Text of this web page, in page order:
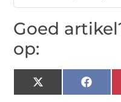
Goed
op:
X
(Twitter)